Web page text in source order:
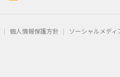
個人情報保護方針 ソーシャルメデ